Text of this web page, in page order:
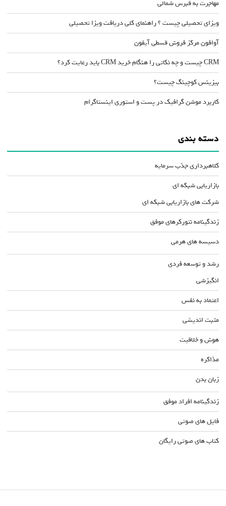
مهاجرت به قبرس شمالی
ویزای تحصیلی چیست ؟ راهنمای کلی دریافت ویزا تحصیلی
آوافون مرکز فروش قسطی آیفون
CRM چیست و چه نکاتی را هنگام خرید CRM باید رعایت کرد؟
بیزینس کوچینگ چیست؟
کاربرد موشن گرافیک در پست و استوری اینستاگرام
دسته بندی
کلاهبرداری جذب سرمایه
بازاریابی شبکه ای
شرکت های بازاریابی شبکه ای
زندگینامه نتورکرهای موفق
دسیسه های هرمی
رشد و توسعه فردی
انگیزشی
اعتماد به نفس
مثبت اندیشی
هوش و خلاقیت
مذاکره
زبان بدن
زندگینامه افراد موفق
فایل های صوتی
کتاب های صوتی رایگان